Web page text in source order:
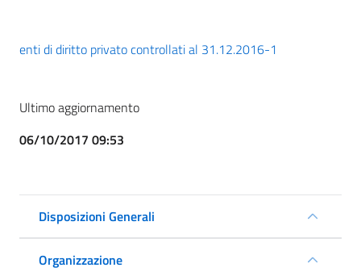
enti di diritto privato controllati al 31.12.2016-1
Ultimo aggiornamento
06/10/2017 09:53
Disposizioni Generali
Organizzazione